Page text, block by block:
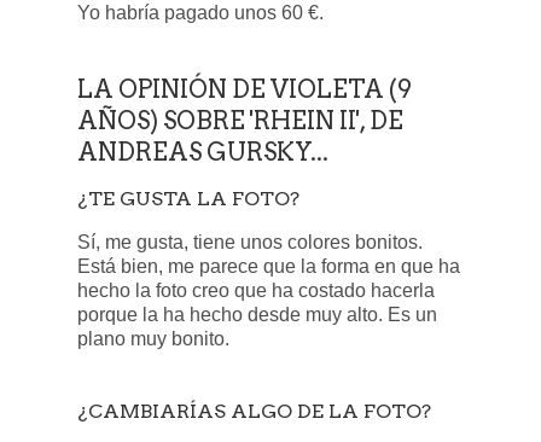
Yo habría pagado unos 60 €.
LA OPINIÓN DE VIOLETA (9
AÑOS) SOBRE 'RHEIN II', DE
ANDREAS GURSKY...
¿TE GUSTA LA FOTO?
Sí, me gusta, tiene unos colores bonitos.
Está bien, me parece que la forma en que ha
hecho la foto creo que ha costado hacerla
porque la ha hecho desde muy alto. Es un
plano muy bonito.
¿CAMBIARÍAS ALGO DE LA FOTO?